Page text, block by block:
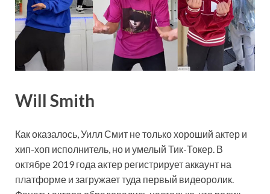
Will Smith
Как оказалось, Уилл Смит не только хороший актер и
хип-хоп исполнитель, но и умелый Тик-Токер. В
октябре 2019 года актер регистрирует аккаунт на
платформе и загружает туда первый видеоролик.